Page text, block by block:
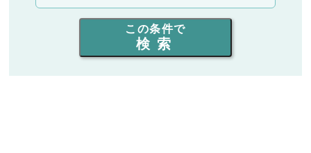
出力を選ぶ
同時通話人数を選ぶ
この条件で
検索